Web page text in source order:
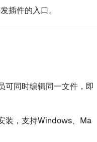
插件的入口。
可同时编辑同一文件，即
装，支持Windows、Ma